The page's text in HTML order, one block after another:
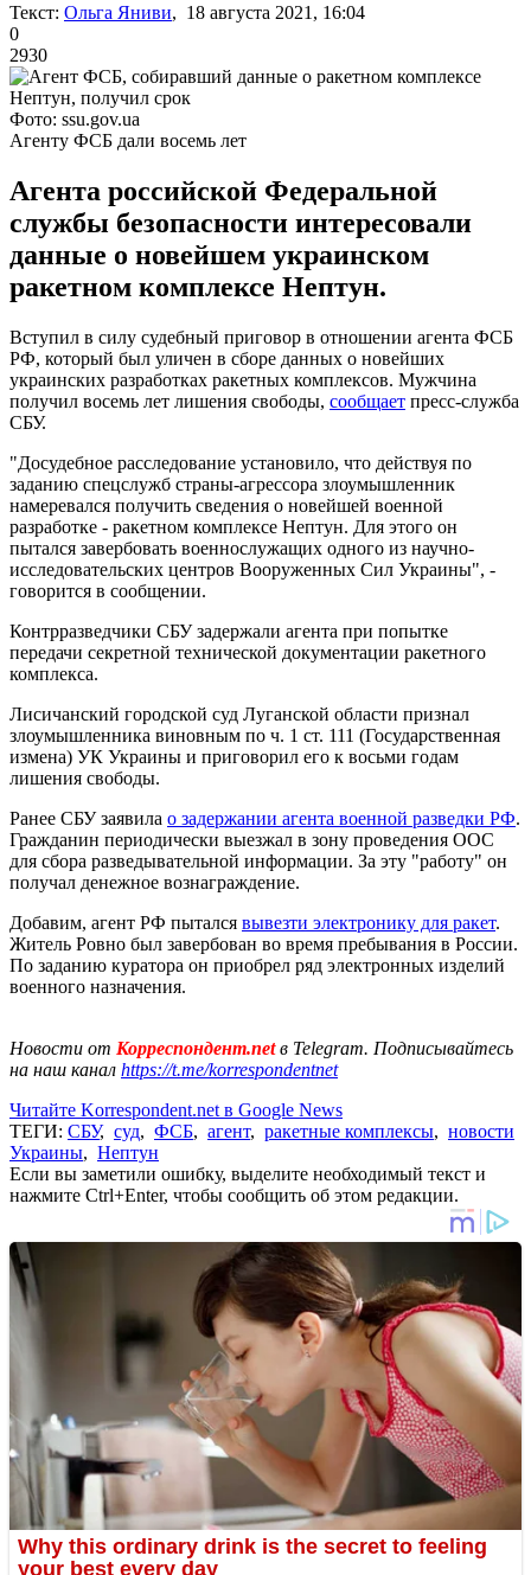
Текст: Ольга Яниви, 18 августа 2021, 16:04
0
2930
Фото: ssu.gov.ua
Агенту ФСБ дали восемь лет
Агента российской Федеральной
службы безопасности интересовали
данные о новейшем украинском
ракетном комплексе Нептун.
Вступил в силу судебный приговор в отношении агента ФСБ
РФ, который был уличен в сборе данных о новейших
украинских разработках ракетных комплексов. Мужчина
получил восемь лет лишения свободы, сообщает пресс-служба
СБУ.
"Досудебное расследование установило, что действуя по
заданию спецслужб страны-агрессора злоумышленник
намеревался получить сведения о новейшей военной
разработке - ракетном комплексе Нептун. Для этого он
пытался завербовать военнослужащих одного из научно-
исследовательских центров Вооруженных Сил Украины", -
говорится в сообщении.
Контрразведчики СБУ задержали агента при попытке
передачи секретной технической документации ракетного
комплекса.
Лисичанский городской суд Луганской области признал
злоумышленника виновным по ч. 1 ст. 111 (Государственная
измена) УК Украины и приговорил его к восьми годам
лишения свободы.
Ранее СБУ заявила о задержании агента военной разведки РФ.
Гражданин периодически выезжал в зону проведения ООС
для сбора разведывательной информации. За эту "работу" он
получал денежное вознаграждение.
Добавим, агент РФ пытался вывезти электронику для ракет.
Житель Ровно был завербован во время пребывания в России.
По заданию куратора он приобрел ряд электронных изделий
военного назначения.
Новости от Корреспондент.netв Telegram. Подписывайтесь
на наш канал https://t.me/korrespondentnet
Читайте Korrespondent.net в Google News
ТЕГИ: СБУ, суд, ФСБ, агент, ракетные комплексы, новости
Украины, Нептун
Если вы заметили ошибку, выделите необходимый текст и
нажмите Ctrl+Enter, чтобы сообщить об этом редакции.